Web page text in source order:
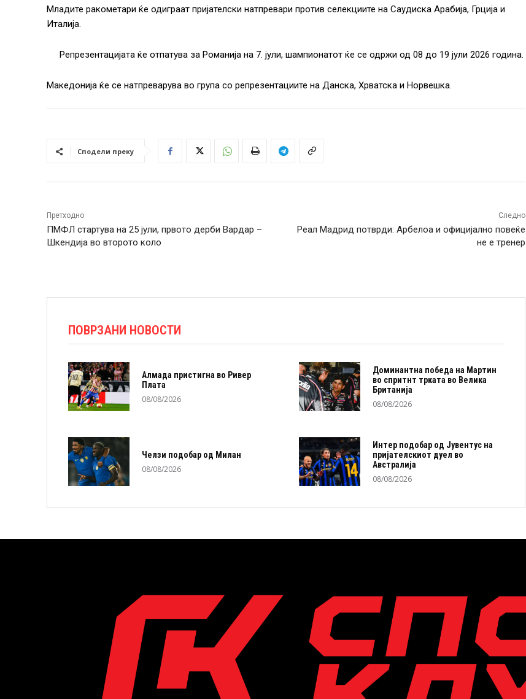
Младите ракометари ќе одиграат пријателски натпревари против селекциите на Саудиска Арабија, Грција и
Италија.
Репрезентацијата ќе отпатува за Романија на 7. јули, шампионатот ќе се одржи од 08 до 19 јули 2026 година.
Македонија ќе се натпреварува во група со репрезентациите на Данска, Хрватска и Норвешка.
Сподели преку
Претходно
ПМФЛ стартува на 25 јули, првото дерби Вардар –
Шкендија во второто коло
Следно
Реал Мадрид потврди: Арбелоа и официјално повеќе
не е тренер
ПОВРЗАНИ НОВОСТИ
Алмада пристигна во Ривер
Плата
08/08/2026
Доминантна победа на Мартин
во спритнт трката во Велика
Британија
08/08/2026
Челзи подобaр од Милан
08/08/2026
Интер подобар од Јувентус на
пријателскиот дуел во
Австралија
08/08/2026